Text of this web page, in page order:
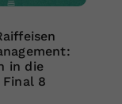
in die
Final 8